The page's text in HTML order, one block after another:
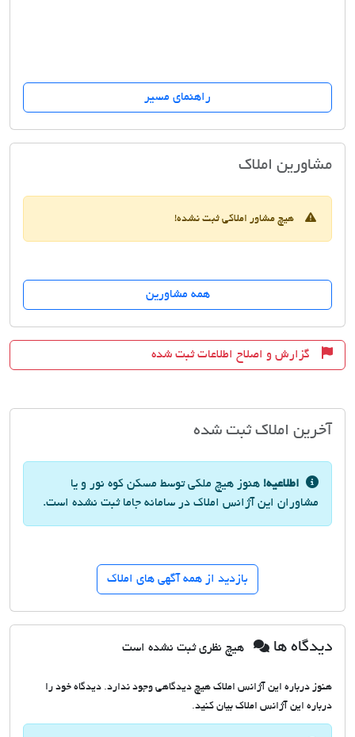
راهنمای مسیر
مشاورین املاکمسکن کوه نور
هیچ مشاور املاکی ثبت نشده!
همه مشاورین
گزارش و اصلاح اطلاعات ثبت شده
آخرین املاک ثبت شده
اطلاعیه! هنوز هیچ ملکی توسط مسکن کوه نور و یا
مشاوران این آژانس املاک در سامانه جاما ثبت نشده است.
بازدید از همه آگهی های املاک
دیدگاه ها هیچ نظری ثبت نشده است
هنوز درباره این آژانس املاک هیچ دیدگاهی وجود ندارد. دیدگاه خود را
درباره این آژانس املاک بیان کنید.